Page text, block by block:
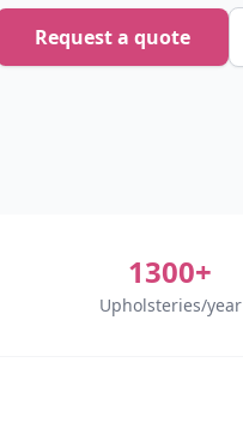
Request a quote
1300+
Upholsteries/year